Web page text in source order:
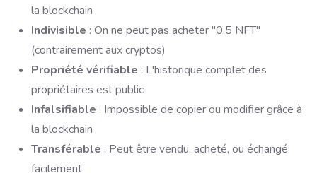
la blockchain
Indivisible : On ne peut pas acheter "0,5 NFT"
(contrairement aux cryptos)
Propriété vérifiable : L'historique complet des
propriétaires est public
Infalsifiable : Impossible de copier ou modifier grâce à
la blockchain
Transférable : Peut être vendu, acheté, ou échangé
facilement